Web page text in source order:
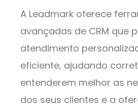
A Leadmark oferece
avançadas de CRM que
atendimento
eficiente, ajudando
entenderem melhor as
dos seus clientes e a